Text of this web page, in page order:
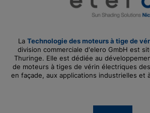
La Technologie des moteurs à tige de
division commerciale d'elero GmbH est
Thuringe. Elle est dédiée au
de moteurs à tiges de vérin électriques
en façade, aux applications industrielles et